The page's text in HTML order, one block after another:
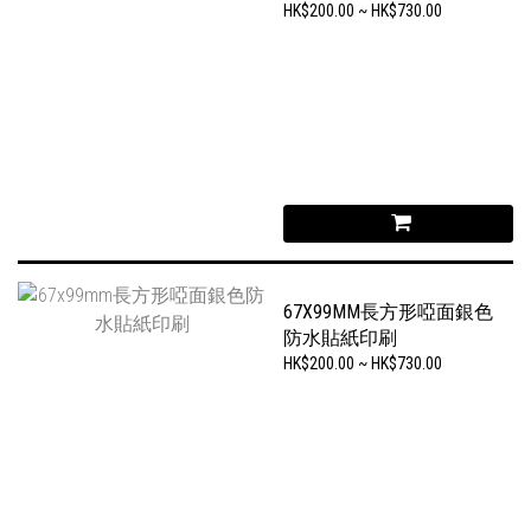
HK$200.00 ~ HK$730.00
67X99MM長方形啞面銀色
防水貼紙印刷
HK$200.00 ~ HK$730.00